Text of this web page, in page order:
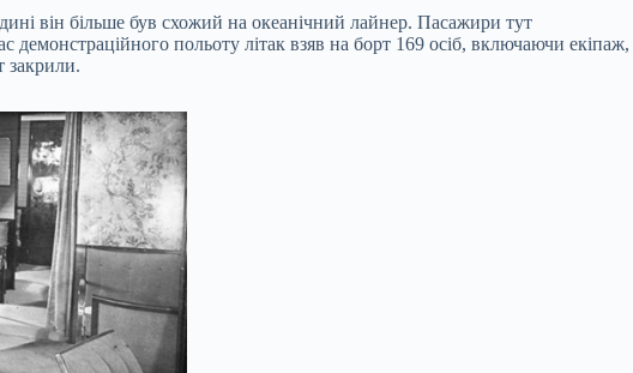
він більше був схожий на океанічний лайнер. Пасажири тут
польоту літак взяв на борт 169 осіб, включаючи екіпаж,
закрили.